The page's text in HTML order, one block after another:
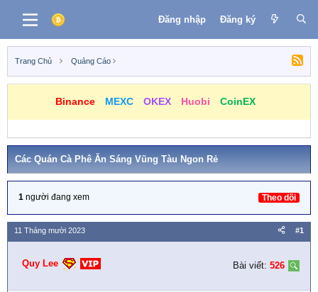
Đăng nhập Đăng ký
Trang Chủ Quảng Cáo
Binance MEXC OKEX Huobi CoinEX
Các Quán Cà Phê Ăn Sáng Vũng Tàu Ngon Rẻ
1 người đang xem Theo dõi
11 Tháng mười 2023 #1
Quy Lee Bài viết: 526